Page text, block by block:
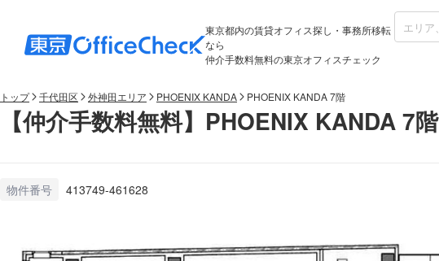
東京都内の賃貸オフィス探し・事務所移転
なら
仲介手数料無料の東京オフィスチェック
トップ 千代田区 外神田エリア PHOENIX KANDA PHOENIX KANDA 7階
【仲介手数料無料】PHOENIX KANDA 7階
物件番号 413749-461628